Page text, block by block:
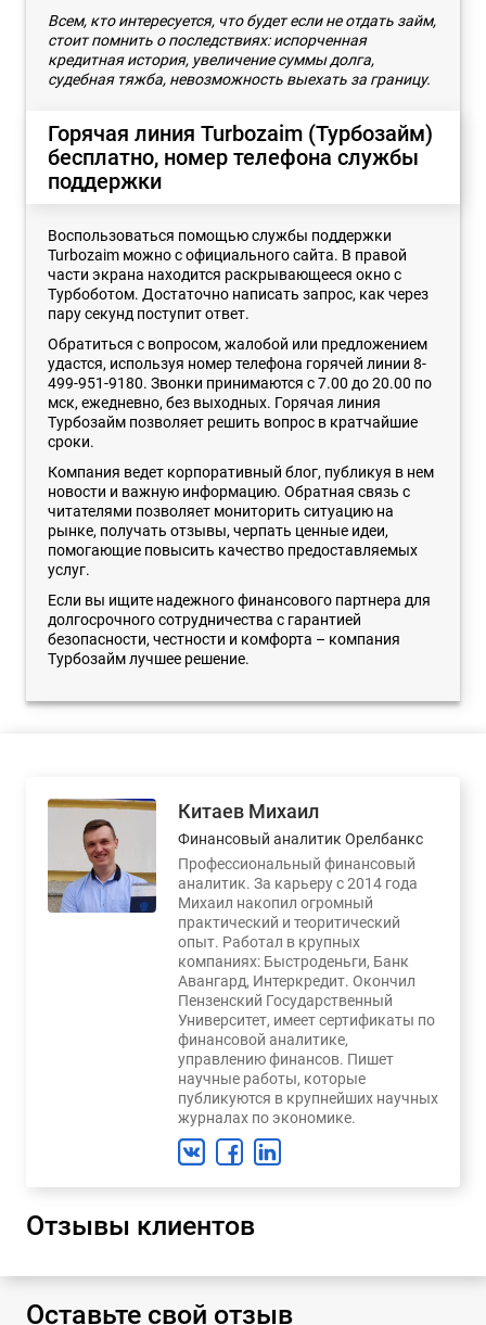
Всем, кто интересуется, что будет если не отдать займ,
стоит помнить о последствиях: испорченная
кредитная история, увеличение суммы долга,
судебная тяжба, невозможность выехать за границу.
Горячая линия Turbozaim (Турбозайм)
бесплатно, номер телефона службы
поддержки
Воспользоваться помощью службы поддержки
Turbozaim можно с официального сайта. В правой
части экрана находится раскрывающееся окно с
Турбоботом. Достаточно написать запрос, как через
пару секунд поступит ответ.
Обратиться с вопросом, жалобой или предложением
удастся, используя номер телефона горячей линии 8-
499-951-9180. Звонки принимаются с 7.00 до 20.00 по
мск, ежедневно, без выходных. Горячая линия
Турбозайм позволяет решить вопрос в кратчайшие
сроки.
Компания ведет корпоративный блог, публикуя в нем
новости и важную информацию. Обратная связь с
читателями позволяет мониторить ситуацию на
рынке, получать отзывы, черпать ценные идеи,
помогающие повысить качество предоставляемых
услуг.
Если вы ищите надежного финансового партнера для
долгосрочного сотрудничества с гарантией
безопасности, честности и комфорта – компания
Турбозайм лучшее решение.
Китаев Михаил
Финансовый аналитик Орелбанкс
Профессиональный финансовый
аналитик. За карьеру с 2014 года
Михаил накопил огромный
практический и теоритический
опыт. Работал в крупных
компаниях: Быстроденьги, Банк
Авангард, Интеркредит. Окончил
Пензенский Государственный
Университет, имеет сертификаты по
финансовой аналитике,
управлению финансов. Пишет
научные работы, которые
публикуются в крупнейших научных
журналах по экономике.
Отзывы клиентов
Оставьте свой отзыв